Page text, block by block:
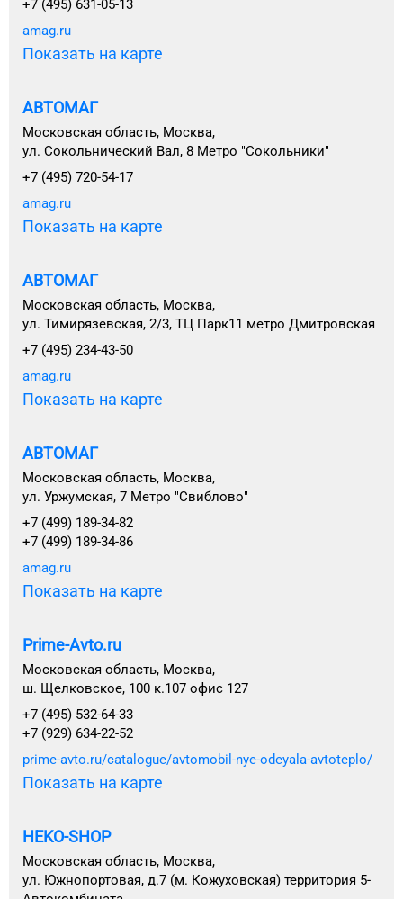
+7 (495) 631-05-13
amag.ru
Показать на карте
АВТОМАГ
Московская область, Москва,
ул. Сокольнический Вал, 8 Метро "Сокольники"
+7 (495) 720-54-17
amag.ru
Показать на карте
АВТОМАГ
Московская область, Москва,
ул. Тимирязевская, 2/3, ТЦ Парк11 метро Дмитровская
+7 (495) 234-43-50
amag.ru
Показать на карте
АВТОМАГ
Московская область, Москва,
ул. Уржумская, 7 Метро "Свиблово"
+7 (499) 189-34-82
+7 (499) 189-34-86
amag.ru
Показать на карте
Prime-Avto.ru
Московская область, Москва,
ш. Щелковское, 100 к.107 офис 127
+7 (495) 532-64-33
+7 (929) 634-22-52
prime-avto.ru/catalogue/avtomobil-nye-odeyala-avtoteplo/
Показать на карте
HEKO-SHOP
Московская область, Москва,
ул. Южнопортовая, д.7 (м. Кожуховская) территория 5-